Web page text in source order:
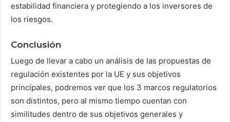
estabilidad financiera y protegiendo a los inversores de
los riesgos.
Conclusión
Luego de llevar a cabo un análisis de las propuestas de
regulación existentes por la UE y sus objetivos
principales, podremos ver que los 3 marcos regulatorios
son distintos, pero al mismo tiempo cuentan con
similitudes dentro de sus objetivos generales y